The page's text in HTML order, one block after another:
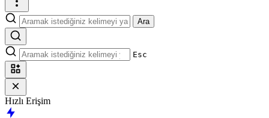
Ara
Esc
Hızlı Erişim